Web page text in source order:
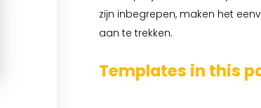
zijn inbegrepen, maken het
aan te trekken.
Templates in this